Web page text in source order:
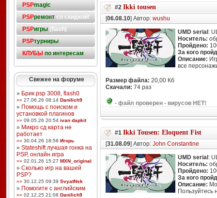
PSPmagic
PSPремонтсо скидкой!
PSPигры(flash)
PSPтурниры
КЛУБЫ по интересам
Свежее на форуме
» Брик psp 3008, flash0
»» 27.06.26 08:14 Danilich9
» Помощь с поиском и
установкой плагинов
»» 09.05.26 20:54 ivan dapkit
» Микро сд карта не
работает
»» 30.04.26 18:58 Игорь
» Stateshift лучшая гонка на
PSP, онлайн игра
»» 02.01.26 15:27 MXN_original
» Сколько игр на вашей
PSP?
»» 30.12.25 09:39 SvyatNsk
» Помогите с английским
»» 02.12.25 21:08 Danilich9
#2 Ikki tousen
[06.08.10] Автор: wushu
UMD serial :
Носитель:
Пройдено:
За кого
Описание:
все
Размер файла: 20,00 Кб
Скачали: 74 раз
- файл проверен - вирусов НЕТ!
#1 Ikki Tousen: Eloquent Fist
[31.08.09] Автор: John Constantine
UMD serial :
Носитель:
Пройдено:
За кого
Описание:
Пользуйтесь